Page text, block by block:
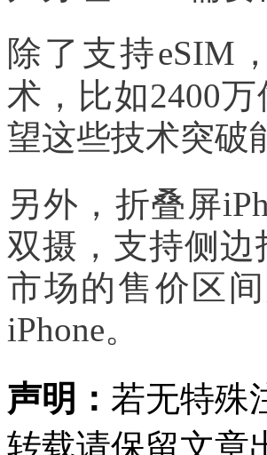
除了支持eSIM，
术，比如2400
望这些技术突破
另外，折叠屏
双摄，支持侧边
市场的售价区
iPhone。
声明： 若无特殊
转载请保留文章